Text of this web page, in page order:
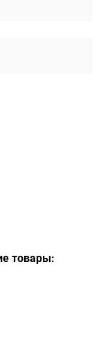
товары: